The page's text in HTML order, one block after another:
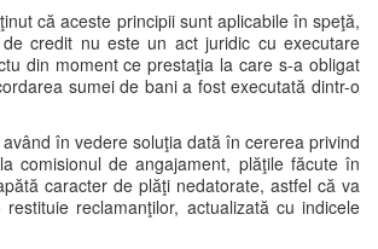
că aceste principii sunt aplicabile în speţă,
credit nu este un act juridic cu executare
din moment ce prestaţia la care s-a obligat
sumei de bani a fost executată dintr-o
în vedere soluţia dată în cererea privind
comisionul de angajament, plăţile făcute în
caracter de plăţi nedatorate, astfel că va
reclamanţilor, actualizată cu indicele